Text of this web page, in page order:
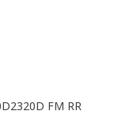
320D FM RR